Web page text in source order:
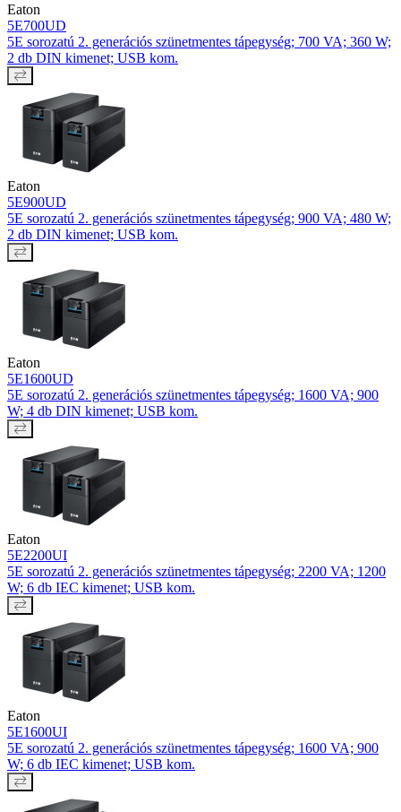
Eaton
5E700UD
5E sorozatú 2. generációs szünetmentes tápegység; 700 VA; 360 W;
2 db DIN kimenet; USB kom.
Eaton
5E900UD
5E sorozatú 2. generációs szünetmentes tápegység; 900 VA; 480 W;
2 db DIN kimenet; USB kom.
Eaton
5E1600UD
5E sorozatú 2. generációs szünetmentes tápegység; 1600 VA; 900
W; 4 db DIN kimenet; USB kom.
Eaton
5E2200UI
5E sorozatú 2. generációs szünetmentes tápegység; 2200 VA; 1200
W; 6 db IEC kimenet; USB kom.
Eaton
5E1600UI
5E sorozatú 2. generációs szünetmentes tápegység; 1600 VA; 900
W; 6 db IEC kimenet; USB kom.